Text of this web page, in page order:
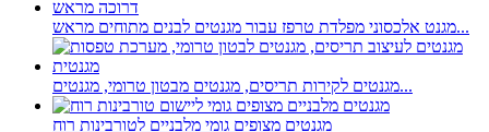
מגנט אלכסוני מפלדת טרפז עבור מגנטים לבנים מתוחים מראש...
מגנטים לקירות תריסים, מגנטים מבטון טרומי, מגנטים...
מגנטים מצופים גומי מלבניים לטורבינות רוח